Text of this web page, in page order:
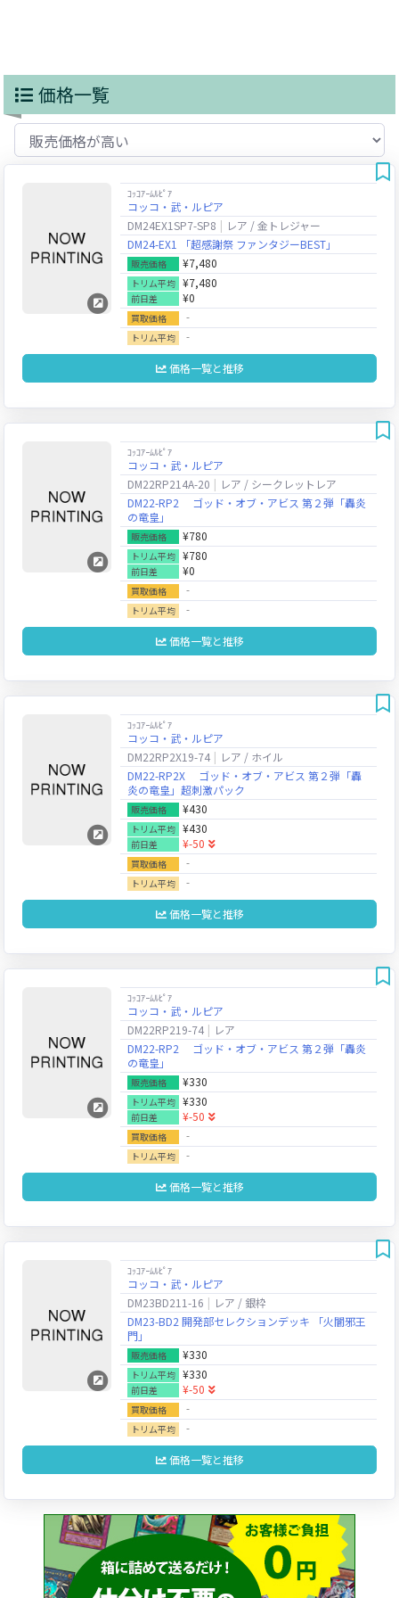
価格一覧
ｺｯｺｱｰﾑﾙﾋﾟｱ
コッコ・武・ルピア
DM24EX1SP7-SP8
レア / 金トレジャー
DM24-EX1 「超感謝祭 ファンタジーBEST」
販売価格 ¥7,480
トリム平均 ¥7,480
前日差 ¥0
買取価格 ‐
トリム平均 ‐
価格一覧と推移
ｺｯｺｱｰﾑﾙﾋﾟｱ
コッコ・武・ルピア
DM22RP214A-20
レア / シークレットレア
DM22-RP2 ゴッド・オブ・アビス 第２弾「轟炎
の竜皇」
販売価格 ¥780
トリム平均 ¥780
前日差 ¥0
買取価格 ‐
トリム平均 ‐
価格一覧と推移
ｺｯｺｱｰﾑﾙﾋﾟｱ
コッコ・武・ルピア
DM22RP2X19-74
レア / ホイル
DM22-RP2X ゴッド・オブ・アビス 第２弾「轟
炎の竜皇」超刺激パック
販売価格 ¥430
トリム平均 ¥430
前日差 ¥-50
買取価格 ‐
トリム平均 ‐
価格一覧と推移
ｺｯｺｱｰﾑﾙﾋﾟｱ
コッコ・武・ルピア
DM22RP219-74
レア
DM22-RP2 ゴッド・オブ・アビス 第２弾「轟炎
の竜皇」
販売価格 ¥330
トリム平均 ¥330
前日差 ¥-50
買取価格 ‐
トリム平均 ‐
価格一覧と推移
ｺｯｺｱｰﾑﾙﾋﾟｱ
コッコ・武・ルピア
DM23BD211-16
レア / 銀枠
DM23-BD2 開発部セレクションデッキ 「火闇邪王
門」
販売価格 ¥330
トリム平均 ¥330
前日差 ¥-50
買取価格 ‐
トリム平均 ‐
価格一覧と推移